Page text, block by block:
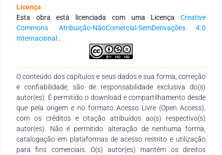
seus trabalhos. Diante desse contexto, este Livro se faz
oportuno e necessário ao trazer à comunidade científica uma
série de trabalhos e pesquisas que procuraram demonstrar,
de forma fidedigna, seus resultados que com certeza irá
empenho, disponibilidade e dedicação para o
desenvolvimento e conclusão da obra “ERGONOMIA:
TÓPICOS ATUAIS EM PESQUISA”. Esperamos também que
esta obra sirva de instrumento didático-pedagógico para
estudantes, professores e pesquisadores dos diversos níveis
de ensino e demais interessados pela temática. Excelente
leitura!
Licença
Esta obra está licenciada com uma Licença Creative
Commons Atribuição-NãoComercial-SemDerivações 4.0
Internacional .
O conteúdo dos capítulos e seus dados e sua forma, correção
e confiabilidade, são de responsabilidade exclusiva do(s)
autor(es). É permitido o download e compartilhamento desde
que pela origem e no formato Acesso Livre (Open Access),
com os créditos e citação atribuídos ao(s) respectivo(s)
autor(es). Não é permitido: alteração de nenhuma forma,
catalogação em plataformas de acesso restrito e utilização
para fins comerciais. O(s) autor(es) mantêm os direitos